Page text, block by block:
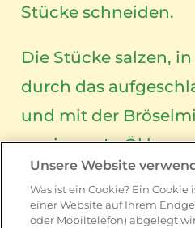
Stücke schneiden.
Die Stücke salzen,
durch das
und mit der
panieren. In Öl
und auf
lassen.
Unsere Website
Was ist ein Cookie? Ein
einer Website auf Ihrem
oder Mobiltelefon) abgelegt